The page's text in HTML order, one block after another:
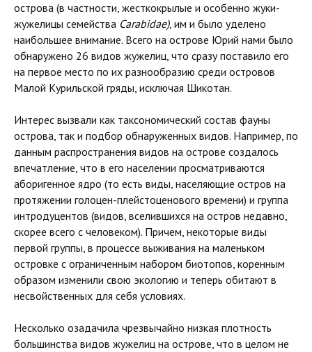
острова (в частности, жесткокрылые и особенно жуки-
жужелицы семейства Carabidae), им и было уделено
наибольшее внимание. Всего на острове Юрий нами было
обнаружено 26 видов жужелиц, что сразу поставило его
на первое место по их разнообразию среди островов
Малой Курильской гряды, исключая Шикотан.
Интерес вызвали как таксономический состав фауны
острова, так и подбор обнаруженных видов. Например, по
данным распространения видов на острове создалось
впечатление, что в его населении просматриваются
аборигенное ядро (то есть виды, населяющие остров на
протяжении голоцен-плейстоценового времени) и группа
интродуцентов (видов, вселившихся на остров недавно,
скорее всего с человеком). Причем, некоторые виды
первой группы, в процессе выживания на маленьком
островке с ограниченным набором биотопов, коренным
образом изменили свою экологию и теперь обитают в
несвойственных для себя условиях.
Несколько озадачила чрезвычайно низкая плотность
большинства видов жужелиц на острове, что в целом не